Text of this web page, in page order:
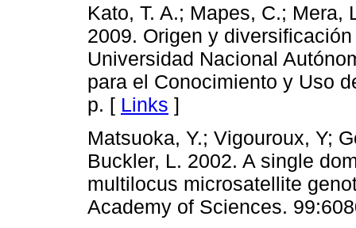
Kato, T. A.; Mapes, C.; Mera,
2009. Origen y
Universidad Nacional
para el Conocimiento y Uso
p. [ Links ]
Matsuoka, Y.; Vigouroux, Y;
Buckler, L. 2002. A single
multilocus microsatellite
Academy of Sciences.